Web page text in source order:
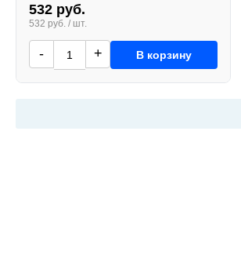
532 руб.
532 руб. / шт.
- + В корзину